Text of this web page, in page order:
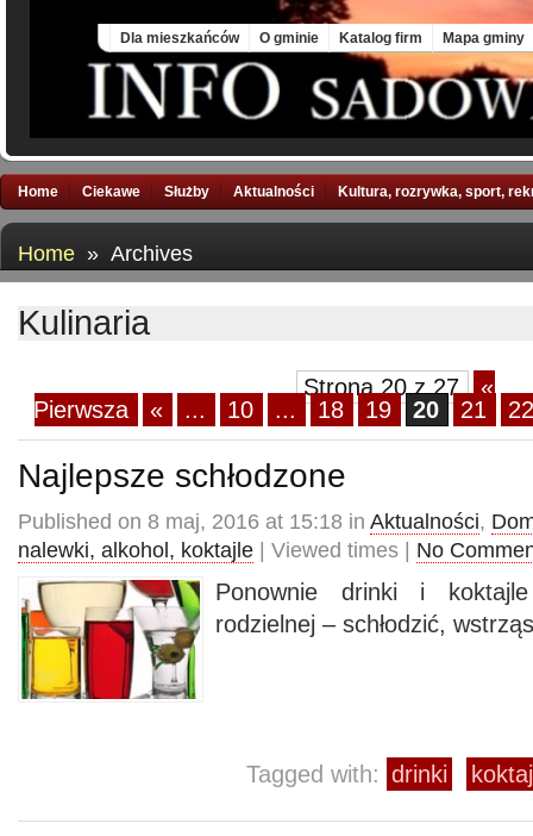
Dla mieszkańców O gminie Katalog firm Mapa gminy
Home Ciekawe Służby Aktualności Kultura, rozrywka, sport,
Home » Archives
Kulinaria
Strona 20 z 27
«
Pierwsza
« ... 10 ... 18 19 20 21
Najlepsze schłodzone
Published on 8 maj, 2016 at 15:18 in Aktualności,
nalewki, alkohol, koktajle | Viewed times | No
Ponownie drinki i
rodzielnej – schłodzić,
Tagged with: drinki